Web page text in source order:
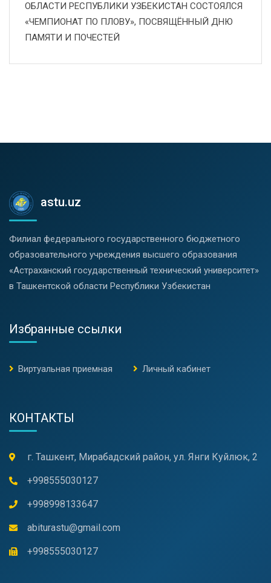
ОБЛАСТИ РЕСПУБЛИКИ УЗБЕКИСТАН СОСТОЯЛСЯ
«ЧЕМПИОНАТ ПО ПЛОВУ», ПОСВЯЩЁННЫЙ ДНЮ
ПАМЯТИ И ПОЧЕСТЕЙ
astu.uz
Филиал федерального государственного бюджетного
образовательного учреждения высшего образования
«Астраханский государственный технический университет»
в Ташкентской области Республики Узбекистан
Избранные ссылки
Виртуальная приемная Личный кабинет
КОНТАКТЫ
г. Ташкент, Мирабадский район, ул. Янги Куйлюк, 2
+998555030127
+998998133647
abiturastu@gmail.com
+998555030127